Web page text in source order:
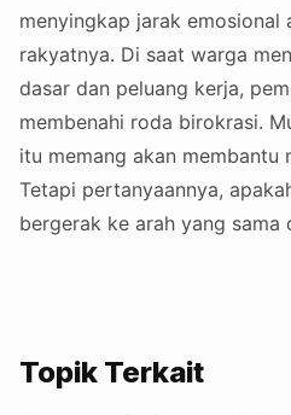
menyingkap jarak emosional
rakyatnya. Di saat warga
dasar dan peluang kerja,
membenahi roda birokrasi.
itu memang akan membantu
Tetapi pertanyaannya,
bergerak ke arah yang
Topik Terkait